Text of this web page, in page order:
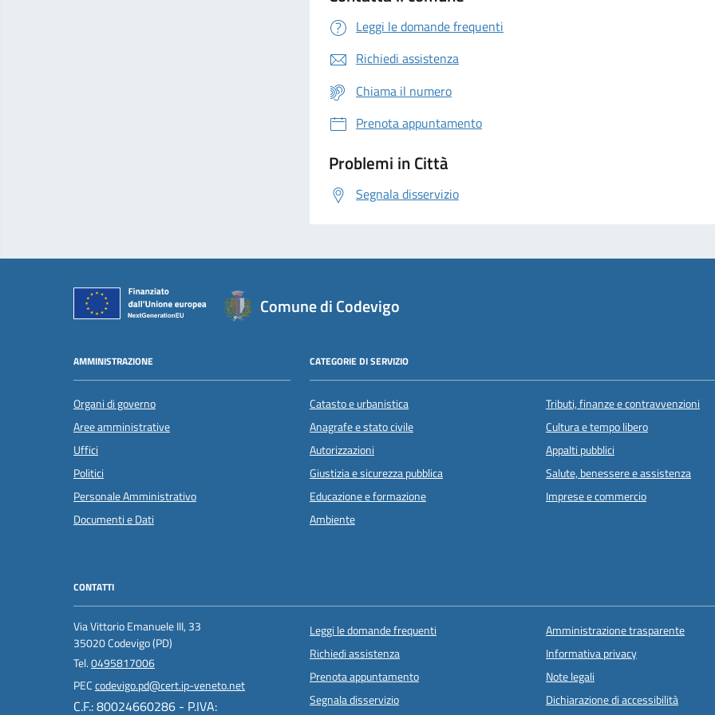
Leggi le domande frequenti
Richiedi assistenza
Chiama il numero
Prenota appuntamento
Problemi in Città
Segnala disservizio
Comune di Codevigo
AMMINISTRAZIONE
Organi di governo
Aree amministrative
Uffici
Politici
Personale Amministrativo
Documenti e Dati
CATEGORIE DI SERVIZIO
Catasto e urbanistica
Anagrafe e stato civile
Autorizzazioni
Giustizia e sicurezza pubblica
Educazione e formazione
Ambiente
Tributi, finanze e contravvenzioni
Cultura e tempo libero
Appalti pubblici
Salute, benessere e assistenza
Imprese e commercio
CONTATTI
Via Vittorio Emanuele III, 33
35020 Codevigo (PD)
Tel.0495817006
PECcodevigo.pd@cert.ip-veneto.net
C.F.: 80024660286 - P.IVA:
Leggi le domande frequenti
Richiedi assistenza
Prenota appuntamento
Segnala disservizio
Amministrazione trasparente
Informativa privacy
Note legali
Dichiarazione di accessibilità